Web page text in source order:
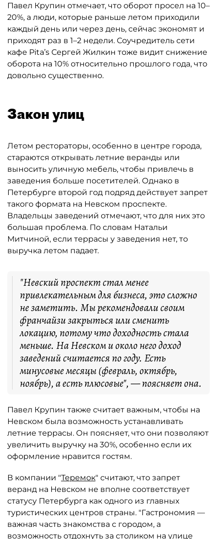
Павел Крупин отмечает, что оборот просел на 10–
20%, а люди, которые раньше летом приходили
каждый день или через день, сейчас экономят и
приходят раз в 1–2 недели. Соучредитель сети
кафе Pita’s Сергей Жилкин тоже видит снижение
оборота на 10% относительно прошлого года, что
довольно существенно.
Закон улиц
Летом рестораторы, особенно в центре города,
стараются открывать летние веранды или
выносить уличную мебель, чтобы привлечь в
заведения больше посетителей. Однако в
Петербурге второй год подряд действует запрет
такого формата на Невском проспекте.
Владельцы заведений отмечают, что для них это
большая проблема. По словам Натальи
Митчиной, если террасы у заведения нет, то
выручка летом падает.
"Невский проспект стал менее
привлекательным для бизнеса, это сложно
не заметить. Мы рекомендовали своим
франчайзи закрыться или сменить
локацию, потому что доходность стала
меньше. На Невском и около него доход
заведений считается по году. Есть
минусовые месяцы (февраль, октябрь,
ноябрь), а есть плюсовые", — поясняет она.
Павел Крупин также считает важным, чтобы на
Невском была возможность устанавливать
летние террасы. Он поясняет, что они позволяют
увеличить выручку на 30%, особенно если их
оформление нравится гостям.
В компании "Теремок" считают, что запрет
веранд на Невском не вполне соответствует
статусу Петербурга как одного из главных
туристических центров страны. "Гастрономия —
важная часть знакомства с городом, а
возможность отдохнуть за столиком на улице